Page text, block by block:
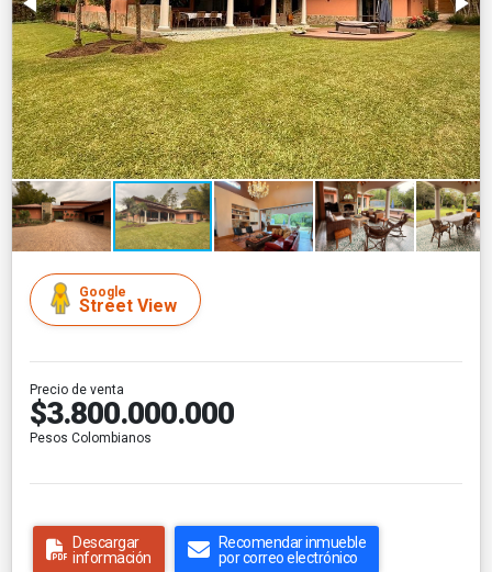
Google
Street View
Precio de venta
$3.800.000.000
Pesos Colombianos
Descargar
información
Recomendar inmueble
por correo electrónico